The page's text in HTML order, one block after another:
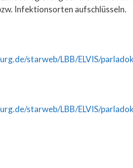
Infektionsorten aufschlüsseln.
starweb/LBB/ELVIS/
starweb/LBB/ELVIS/